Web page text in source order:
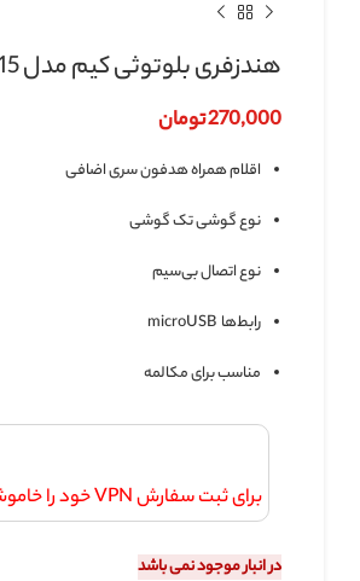
هندزفری بلوتوثی کیم مدل KM-L15
270,000تومان
اقلام همراه هدفون سری اضافی
نوع گوشی تک گوشی
نوع اتصال بی‌سیم
رابط‌ها microUSB
مناسب برای مکالمه
برای ثبت سفارش VPN خود را خاموش کنید!
در انبار موجود نمی باشد